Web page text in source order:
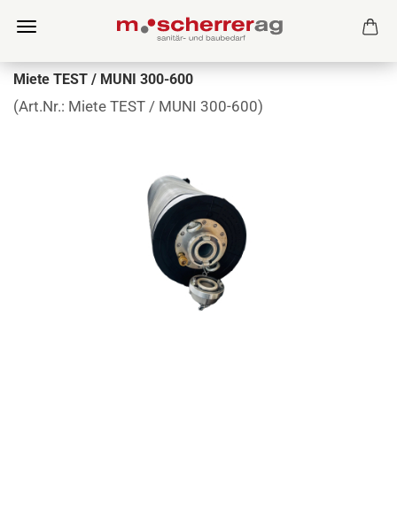
Miete TEST / MUNI 300-600
(Art.Nr.: Miete TEST / MUNI 300-600)